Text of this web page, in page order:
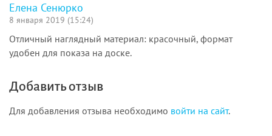
Елена Сенюрко
8 января 2019 (15:24)
Отличный наглядный материал: красочный, формат
удобен для показа на доске.
Добавить отзыв
Для добавления отзыва необходимо войти на сайт.